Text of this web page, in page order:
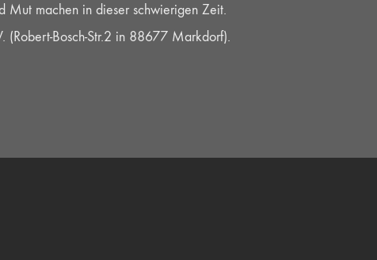
Mut machen in dieser schwierigen Zeit.
Bosch-Str.2 in 88677 Markdorf).